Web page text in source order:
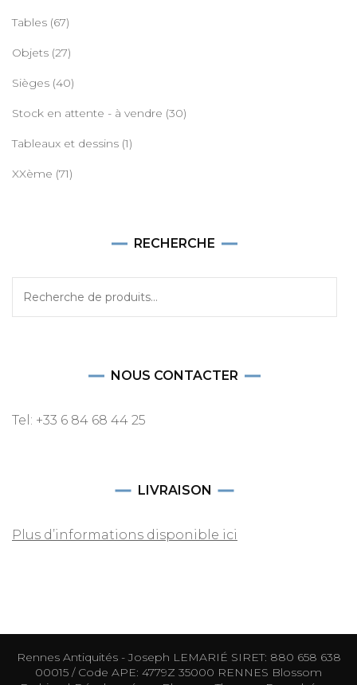
Tables (67)
Objets (27)
Sièges (40)
Stock en attente - à vendre (30)
Tableaux et dessins (1)
XXème (71)
RECHERCHE
NOUS CONTACTER
Tel: +33 6 84 68 44 25
LIVRAISON
Plus d’informations disponible ici
Rennes Antiquités - Joseph LEMARIÉ SIRET: 880 658 638
00015 / Code APE: 4779Z 35000 RENNES Blossom